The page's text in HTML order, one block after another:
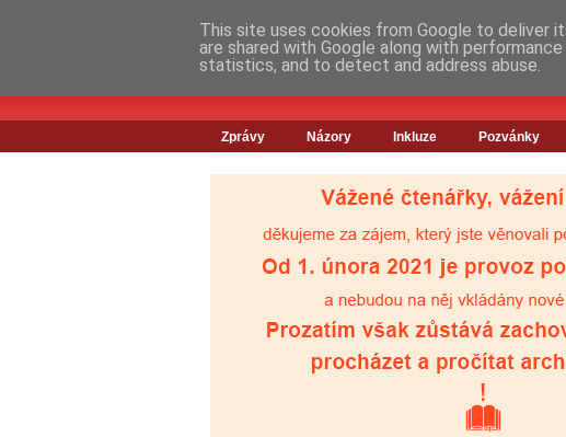
Zprávy Názory Inkluze Pozvánky
This site uses cookies from Google to deliver
are shared with Google along with
statistics, and to detect and address abuse.